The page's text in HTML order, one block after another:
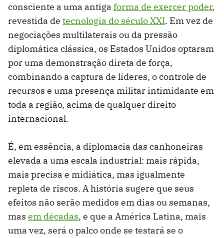
consciente a uma antiga forma de exercer poder,
revestida de tecnologia do século XXI. Em vez de
negociações multilaterais ou da pressão
diplomática clássica, os Estados Unidos optaram
por uma demonstração direta de força,
combinando a captura de líderes, o controle de
recursos e uma presença militar intimidante em
toda a região, acima de qualquer direito
internacional.
É, em essência, a diplomacia das canhoneiras
elevada a uma escala industrial: mais rápida,
mais precisa e midiática, mas igualmente
repleta de riscos. A história sugere que seus
efeitos não serão medidos em dias ou semanas,
mas em décadas, e que a América Latina, mais
uma vez, será o palco onde se testará se o